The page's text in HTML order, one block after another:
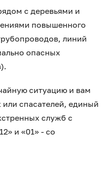
с деревьями и
повышенного
линий
опасных
ситуацию и вам
спасателей, единый
служб с
и «01» - со